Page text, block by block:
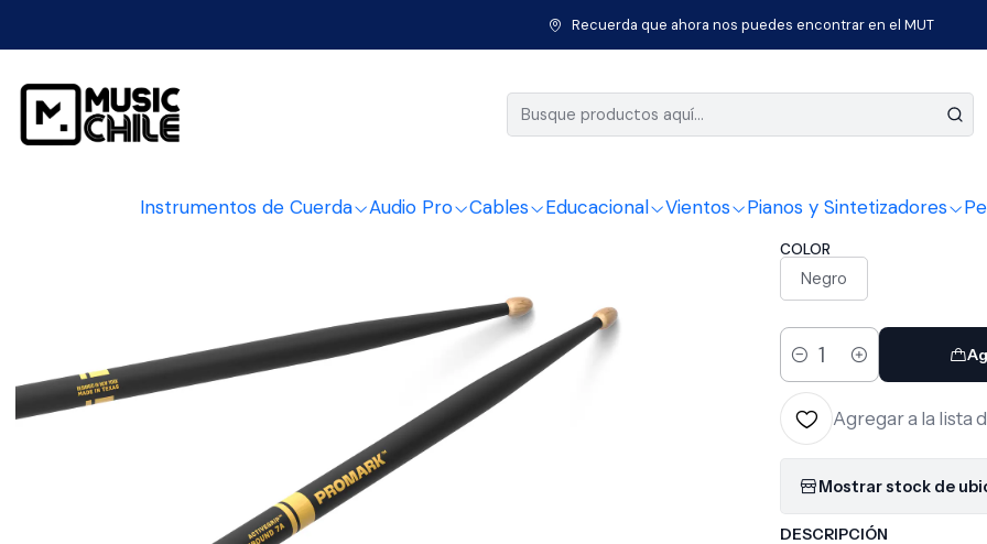
Instrumentos de Cuerda Audio Pro Cables Educacional Vientos Pianos y Sintetizadores
Recuerda que ahora nos puedes encontrar en el MUT
Baterías Baquetas Baquetas 7A Madera Hickory
|
Baquetas
COLOR
Negro
Cantidad
Agregar a la lista
Mostrar stock de
DESCRIPCIÓN